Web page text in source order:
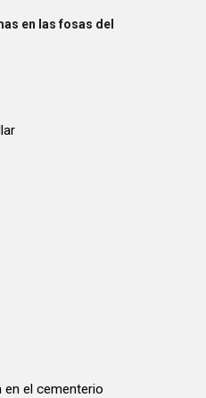
en las fosas del
el cementerio